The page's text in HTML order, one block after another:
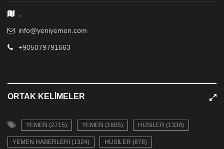
,
info@yeniyemen.com
+905079791663
ORTAK KELIMELER
YEMEN (2715) YEMEN (1805) HUSILER (1338)
YEMEN HABERLERI (1324) HUSILER (878)